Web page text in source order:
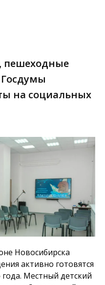
пешеходные
на социальных
Новосибирска
активно готовятся
года. Местный детский